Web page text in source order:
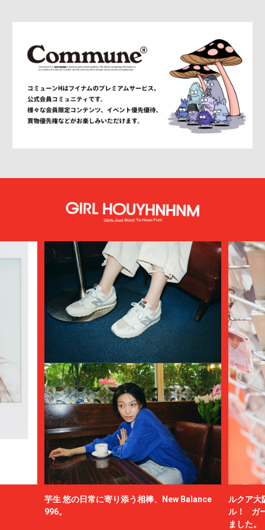
芋生 悠の日常に寄り添う相棒、New Balance
996。
ルクア大
ル！ ガ
ました。